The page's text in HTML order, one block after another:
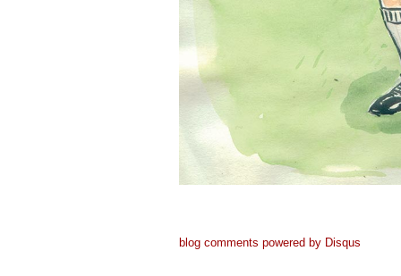
blog comments powered by Disqus